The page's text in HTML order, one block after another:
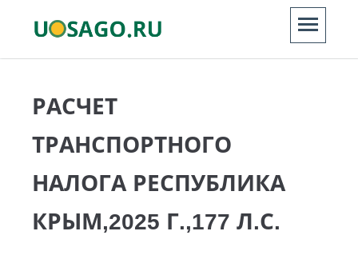
РАСЧЕТ
ТРАНСПОРТНОГО
НАЛОГА РЕСПУБЛИКА
КРЫМ,2025 Г.,177 Л.С.